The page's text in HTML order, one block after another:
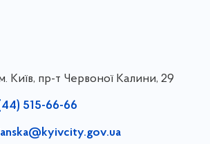
Київ, пр-т Червоної Калини, 29
515-66-66